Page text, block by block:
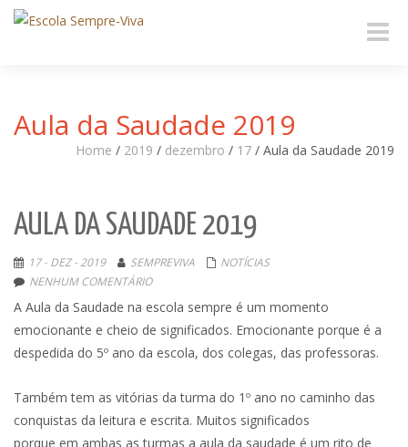
Toggle
Aula da Saudade 2019
Home / 2019 / dezembro / 17 / Aula da Saudade 2019
AULA DA SAUDADE 2019
17 - DEZ - 2019 SEMPREVIVA
NOTÍCIAS
NENHUM COMENTÁRIO
A Aula da Saudade na escola sempre é um momento
emocionante e cheio de significados. Emocionante porque é a
despedida do 5º ano da escola, dos colegas, das professoras.
Também tem as vitórias da turma do 1º ano no caminho das
conquistas da leitura e escrita. Muitos significados
porque em ambas as turmas a aula da saudade é um rito de